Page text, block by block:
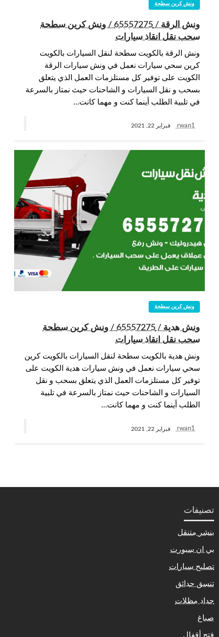
ونش كرين سطحة
ونش الرقة / 65557275 / ونش كرين سطحة
سحب نقل انقاذ سيارات
ونش الرقة بالكويت سطحة لنقل السيارات بالكويت
كرين سحي سيارات نعمل في ونش سيارات الرقة
الكويت على توفير كل مستلزمات العمل الذي يتعلق
بسحب و نقل السيارات و الشاحنات حيث نمتاز بالسرعة
في تلبية الطلب أينما كنت و مهما كانت…
rwan1 فبراير 22, 2021
ونش كرين سطحة
ونش هدية / 65557275 / ونش كرين سطحة
سحب نقل انقاذ سيارات
ونش هدية بالكويت سطحة لنقل السيارات بالكويت كرين
سحي سيارات نعمل في ونش سيارات هدية الكويت على
توفير كل مستلزمات العمل الذي يتعلق بسحب و نقل
السيارات و الشاحنات حيث نمتاز بالسرعة في تلبية
الطلب أينما كنت و مهما كانت…
rwan1 فبراير 22, 2021
تصنيفات
بنشر متنقل
بي ان سبورت
تصليح سيارات
تنسق حدائق
حداد مظلات
صباغ
فتح أقفال